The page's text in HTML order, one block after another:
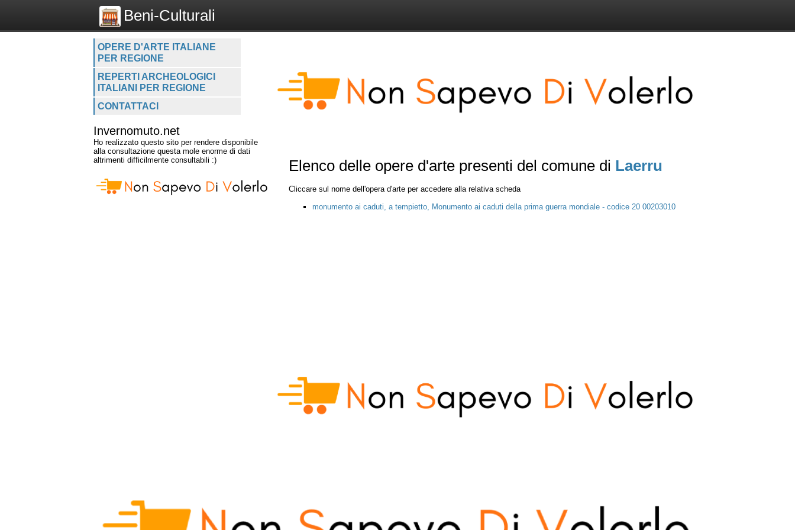
Beni-Culturali
OPERE D'ARTE ITALIANE
PER REGIONE
REPERTI ARCHEOLOGICI
ITALIANI PER REGIONE
CONTATTACI
Invernomuto.net
Ho realizzato questo sito per rendere disponibile
alla consultazione questa mole enorme di dati
altrimenti difficilmente consultabili :)
Elenco delle opere d'arte presenti del comune di Laerru
Cliccare sul nome dell'opera d'arte per accedere alla relativa scheda
monumento ai caduti, a tempietto, Monumento ai caduti della prima guerra mondiale - codice 20 00203010